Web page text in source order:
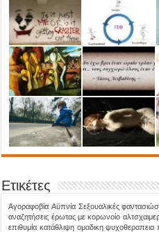
Ετικέτες
Aγοραφοβία Αϋπνία Σεξουαλικές
αναζητήσεις έρωτας με κορωνοίο
επιθυμία κατάθλιψη ομαδικη ψυχοθεραπεια